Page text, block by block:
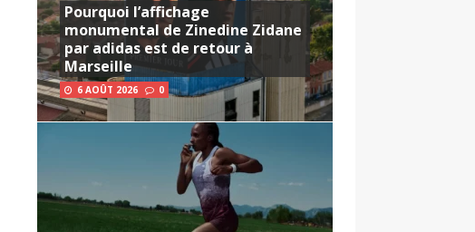
Pourquoi l’affichage
monumental de Zinedine Zidane
par adidas est de retour à
Marseille
6 AOÛT 2026 0